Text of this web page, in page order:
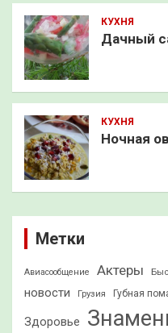
КУХНЯ
Дачный
КУХНЯ
Ночная
Метки
Авиасообщение Актеры
новости
Грузия Губная
Здоровье